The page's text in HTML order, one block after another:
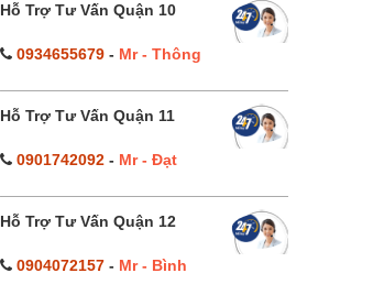
Hỗ Trợ Tư Vấn Quận 10
0934655679- Mr - Thông
Hỗ Trợ Tư Vấn Quận 11
0901742092- Mr - Đạt
Hỗ Trợ Tư Vấn Quận 12
0904072157- Mr - Bình